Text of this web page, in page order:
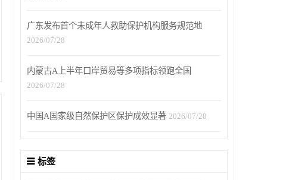
广东发布首个未成年人救助保护机构服务规范地
2026/07/28
内蒙古A上半年口岸贸易等多项指标领跑全国
2026/07/28
中国A国家级自然保护区保护成效显著 2026/07/28
标签